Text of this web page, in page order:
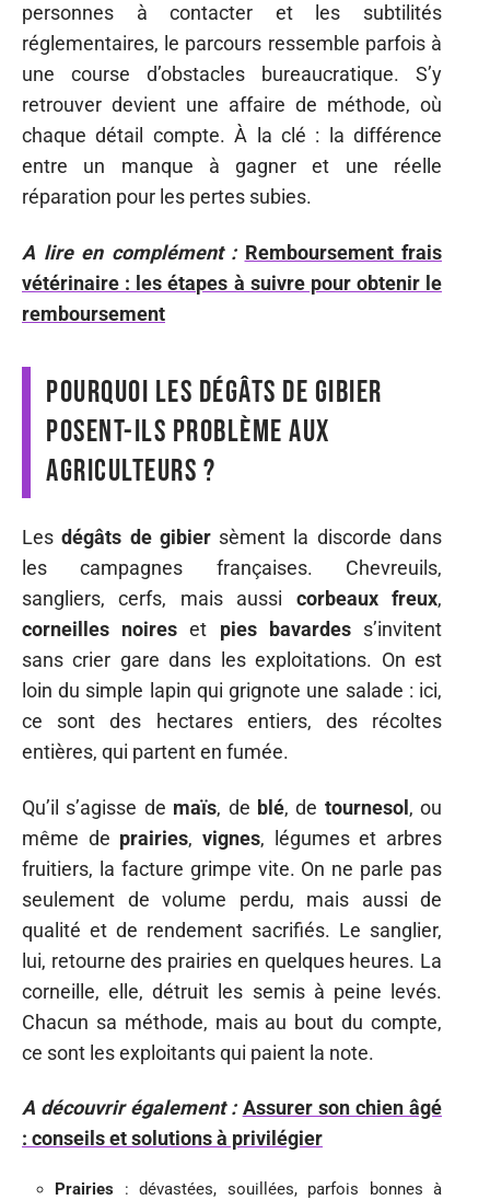
personnes à contacter et les subtilités
réglementaires, le parcours ressemble parfois à
une course d’obstacles bureaucratique. S’y
retrouver devient une affaire de méthode, où
chaque détail compte. À la clé : la différence
entre un manque à gagner et une réelle
réparation pour les pertes subies.
A lire en complément : Remboursement frais
vétérinaire : les étapes à suivre pour obtenir le
remboursement
Pourquoi les dégâts de gibier
posent-ils problème aux
agriculteurs ?
Lesdégâts de gibiersèment la discorde dans
les campagnes françaises. Chevreuils,
sangliers, cerfs, mais aussi corbeaux freux,
corneilles noires et pies bavardess’invitent
sans crier gare dans les exploitations. On est
loin du simple lapin qui grignote une salade : ici,
ce sont des hectares entiers, des récoltes
entières, qui partent en fumée.
Qu’il s’agisse de maïs, de blé, de tournesol, ou
même de prairies,vignes, légumes et arbres
fruitiers, la facture grimpe vite. On ne parle pas
seulement de volume perdu, mais aussi de
qualité et de rendement sacrifiés. Le sanglier,
lui, retourne des prairies en quelques heures. La
corneille, elle, détruit les semis à peine levés.
Chacun sa méthode, mais au bout du compte,
ce sont les exploitants qui paient la note.
A découvrir également : Assurer son chien âgé
: conseils et solutions à privilégier
Prairies : dévastées, souillées, parfois bonnes à